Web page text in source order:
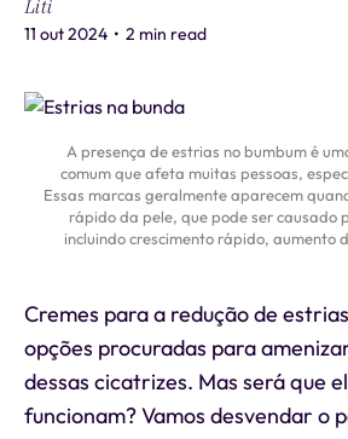
Liti
11 out 2024 • 2 min read
A presença de estrias no bumbum é
comum que afeta muitas pessoas,
Essas marcas geralmente aparecem
rápido da pele, que pode ser causado
incluindo crescimento rápido, aumento
Cremes para a redução de
opções procuradas para
dessas cicatrizes. Mas será que
funcionam? Vamos desvendar o